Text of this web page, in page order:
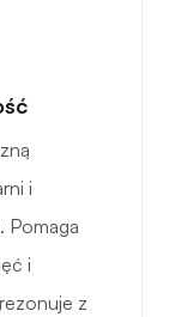
i
Pomaga
i
z